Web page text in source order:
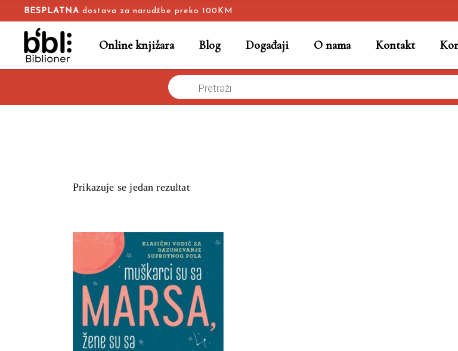
BESPLATNA dostava za narudžbe preko 100KM
Online knjižara Blog Događaji O nama Kontakt
Products
search
Prikazuje se jedan rezultat